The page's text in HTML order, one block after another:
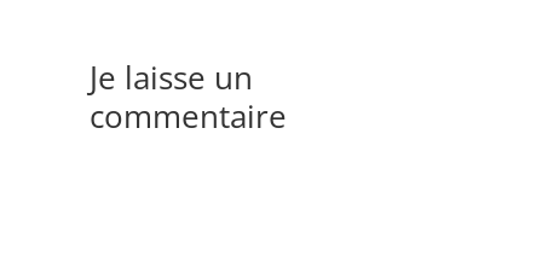
Je laisse un
commentaire